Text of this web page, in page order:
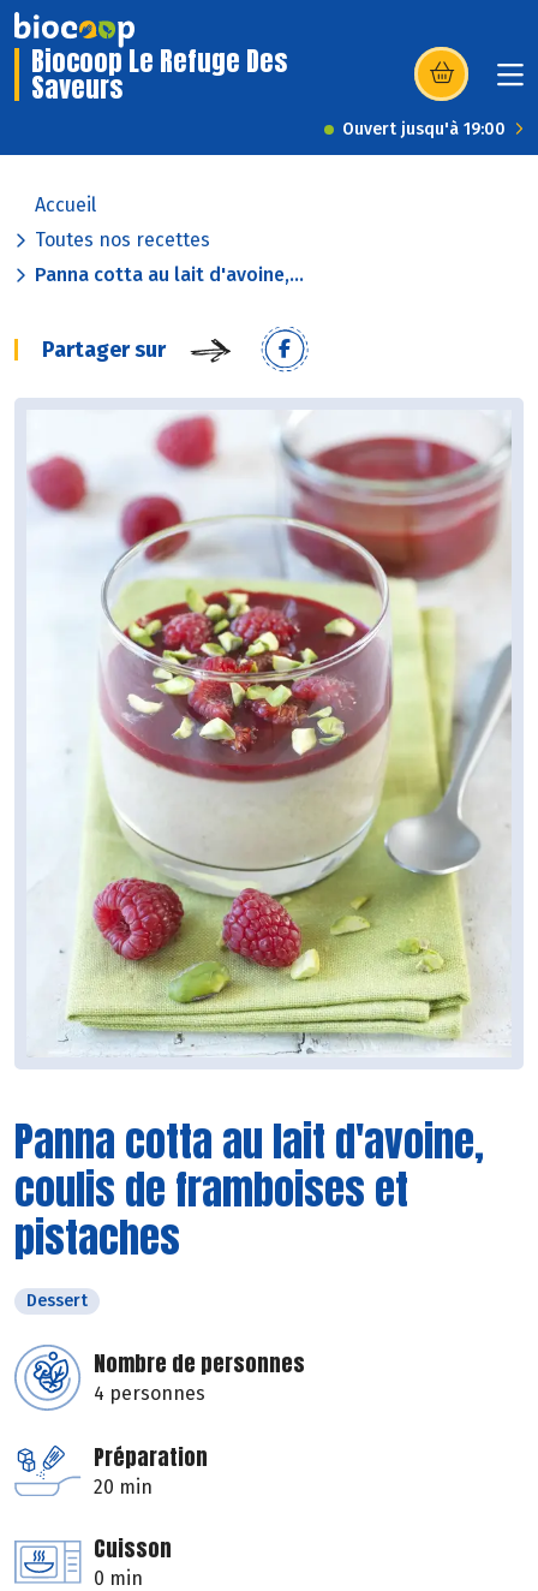
Biocoop Le Refuge Des
Saveurs (s’ouvre dans
Ouvert jusqu'à 19:00
Accueil
Toutes nos recettes
Panna cotta au lait d'avoine,...
Partager sur
Panna cotta au lait d'avoine,
coulis de framboises et
pistaches
Dessert
Nombre de personnes
4 personnes
Préparation
20 min
Cuisson
0 min